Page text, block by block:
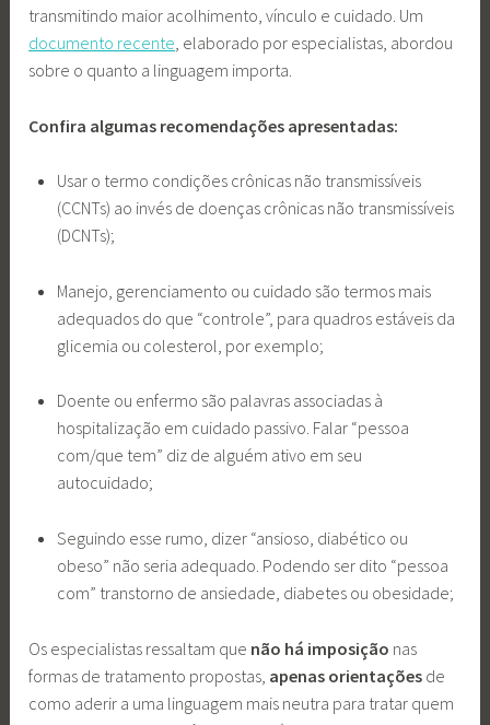
transmitindo maior acolhimento, vínculo e cuidado. Um
documento recente, elaborado por especialistas, abordou
sobre o quanto a linguagem importa.
Confira algumas recomendações apresentadas:
Usar o termo condições crônicas não transmissíveis
(CCNTs) ao invés de doenças crônicas não transmissíveis
(DCNTs);
Manejo, gerenciamento ou cuidado são termos mais
adequados do que “controle”, para quadros estáveis da
glicemia ou colesterol, por exemplo;
Doente ou enfermo são palavras associadas à
hospitalização em cuidado passivo. Falar “pessoa
com/que tem” diz de alguém ativo em seu
autocuidado;
Seguindo esse rumo, dizer “ansioso, diabético ou
obeso” não seria adequado. Podendo ser dito “pessoa
com” transtorno de ansiedade, diabetes ou obesidade;
Os especialistas ressaltam que não há imposição nas
formas de tratamento propostas, apenas orientações de
como aderir a uma linguagem mais neutra para tratar quem